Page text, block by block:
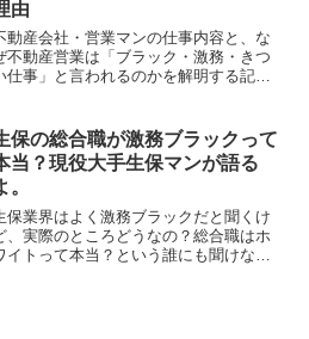
由
動産会社・営業マンの仕事内容と、な
不動産営業は「ブラック・激務・きつ
仕事」と言われるのかを解明する記
って激務ランキングの上位にいるけ
、なんでそんなに忙しいの...
保の総合職が激務ブラックって
当？現役大手生保マンが語る
。
保業界はよく激務ブラックだと聞くけ
、実際のところどうなの？総合職はホ
イトって本当？という誰にも聞けない